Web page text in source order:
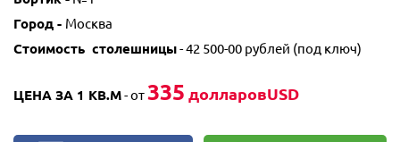
Город - Москва
Стоимость столешницы- 42 500-00 рублей (под ключ)
ЦЕНА ЗА 1 КВ.М- от335 долларовUSD